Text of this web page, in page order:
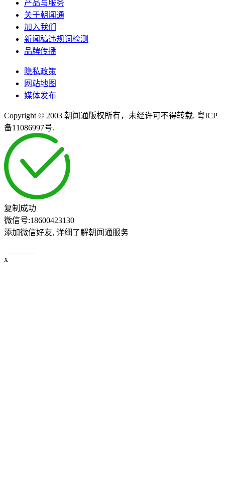
产品与服务
关于朝闻通
加入我们
新闻稿违规词检测
品牌传播
隐私政策
网站地图
媒体发布
Copyright © 2003 朝闻通版权所有，未经许可不得转载. 粤ICP
备11086997号.
复制成功
微信号:18600423130
添加微信好友, 详细了解朝闻通服务
x